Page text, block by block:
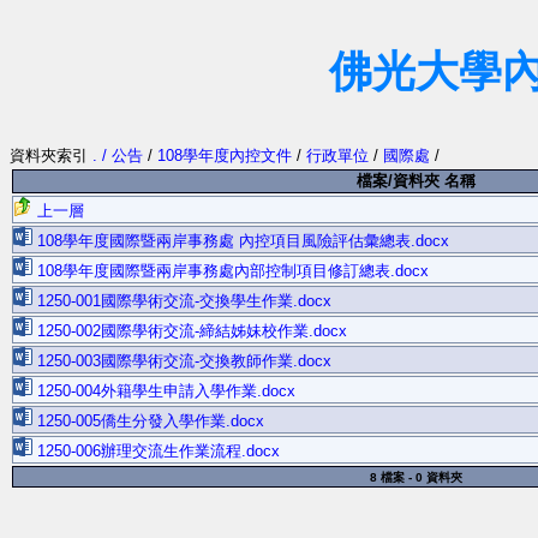
佛光大學
資料夾索引 . / 公告 / 108學年度內控文件 / 行政單位 / 國際處 /
檔案/資料夾 名稱
上一層
108學年度國際暨兩岸事務處 內控項目風險評估彙總表.docx
108學年度國際暨兩岸事務處內部控制項目修訂總表.docx
1250-001國際學術交流-交換學生作業.docx
1250-002國際學術交流-締結姊妹校作業.docx
1250-003國際學術交流-交換教師作業.docx
1250-004外籍學生申請入學作業.docx
1250-005僑生分發入學作業.docx
1250-006辦理交流生作業流程.docx
8 檔案 - 0 資料夾